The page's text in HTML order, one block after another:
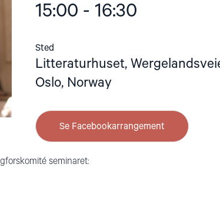
15:00 - 16:30
Sted
Litteraturhuset,
Oslo, Norway
Se Facebookarrangement
seminaret: